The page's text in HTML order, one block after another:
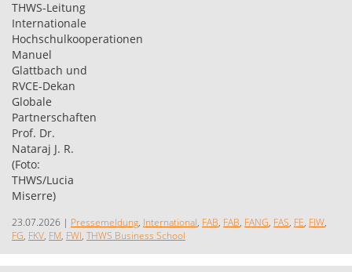
23.07.2026 | Pressemeldung, International, FAB, FAB, FANG, FAS, FE, FIW,
FG, FKV, FM, FWI, THWS Business School